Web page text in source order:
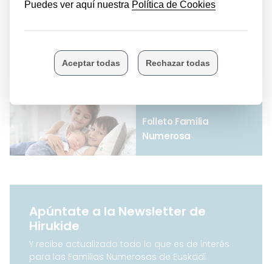
estandarizada
Bono social
Folleto Familia
Numerosa
Apúntate a la Newsletter de
Hirukide
Y recibe actualizado todo lo que es de interés
para las Familias Numerosas de Euskadi